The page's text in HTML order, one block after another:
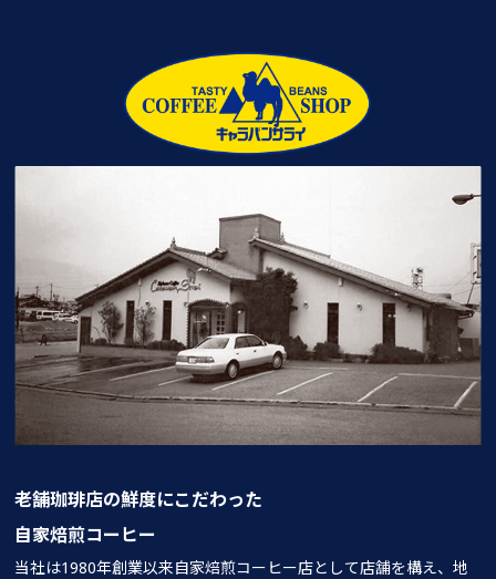
老舗珈琲店の鮮度にこだわった
自家焙煎コーヒー
当社は1980年創業以来自家焙煎コーヒー店として店舗を構え、地